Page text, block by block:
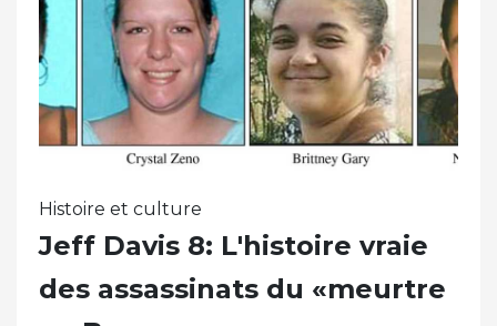
Histoire et culture
Jeff Davis 8: L'histoire vraie
des assassinats du «meurtre